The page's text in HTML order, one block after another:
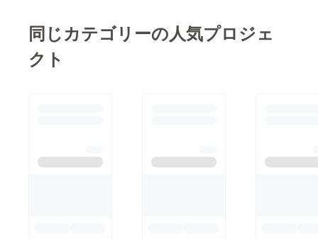
同じカテゴリーの人気プロジェ
クト